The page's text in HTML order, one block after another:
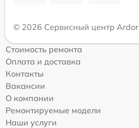
© 2026 Сервисный центр Ardor
Стоимость ремонта
Оплата и доставка
Контакты
Вакансии
О компании
Ремонтируемые модели
Наши услуги